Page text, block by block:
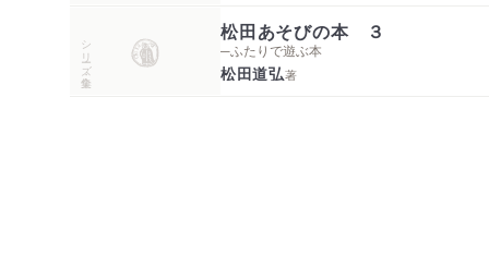
シリーズ・全集
松田あそびの本 ３
─ふたりで遊ぶ本
松田道弘著